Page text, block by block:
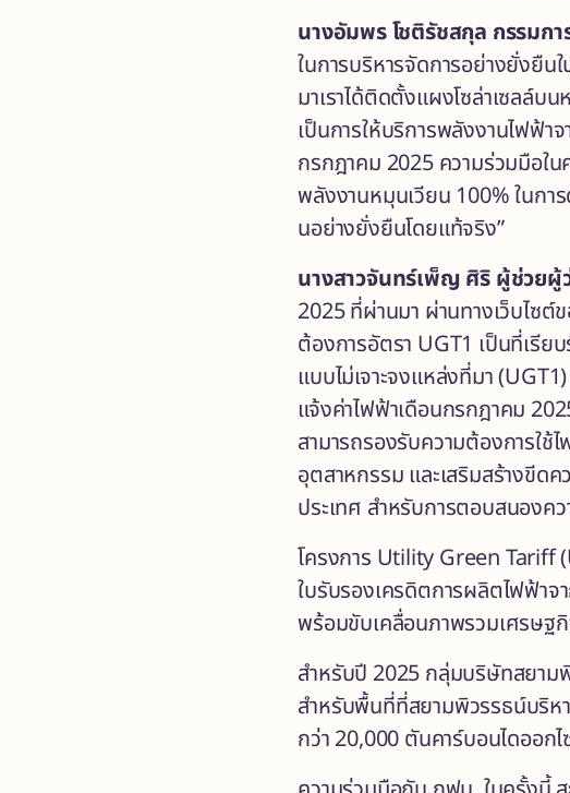
นางอัมพร โชติรัชสกุล กรรมก
ในการบริหารจัดการอย่างยั่งยืน
มาเราได้ติดตั้งแผงโซล่าเซลล์บ
เป็นการให้บริการพลังงานไฟฟ้
กรกฎาคม 2025 ความร่วมมือใ
พลังงานหมุนเวียน 100% ในก
นอย่างยั่งยืนโดยแท้จริง”
นางสาวจันทร์เพ็ญ ศิริ ผู้ช่วยผู้
2025 ที่ผ่านมา ผ่านทางเว็บไซ
ต้องการอัตรา UGT1 เป็นที่เรีย
แบบไม่เจาะจงแหล่งที่มา
แจ้งค่าไฟฟ้าเดือนกรกฎาคม
สามารถรองรับความต้องการใช้
อุตสาหกรรม และเสริมสร้างขีด
ประเทศ สำหรับการตอบสนองค
โครงการ Utility Green Tariff
ใบรับรองเครดิตการผลิตไฟฟ้าจ
พร้อมขับเคลื่อนภาพรวมเศรษฐ
สำหรับปี 2025 กลุ่มบริษัทสยาม
สำหรับพื้นที่ที่สยามพิวรรธน์บริห
กว่า 20,000 ตันคาร์บอนไดออก